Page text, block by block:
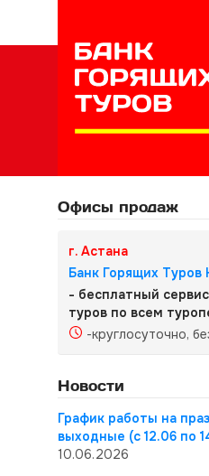
Офисы продаж
г. Астана
Банк Горящих Туров
- бесплатный
туров по всем
-круглосуточно,
Новости
График работы на
выходные (с 12.06 по
10.06.2026